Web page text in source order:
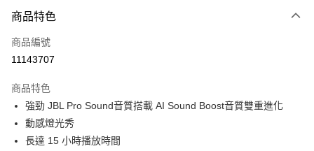
商品特色
商品編號
11143707
商品特色
強勁 JBL Pro Sound音質搭載 AI Sound Boost音質雙重進化
動感燈光秀
長達 15 小時播放時間